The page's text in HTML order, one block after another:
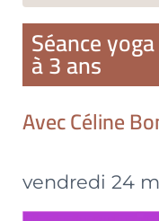
Séance
à 3 ans
Avec Céline
vendredi 24